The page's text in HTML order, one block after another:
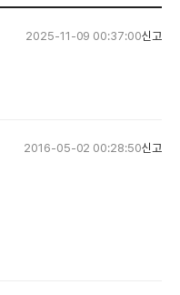
2025-11-09 00:37:00신고
2016-05-02 00:28:50신고
행에 성공한 '인턴'
양한지 한번 더 생각 해볼